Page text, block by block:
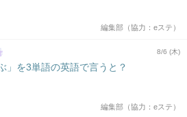
編集部（協力：eステ）
8/6 (木)
」を3単語の英語で言うと？
編集部（協力：eステ）